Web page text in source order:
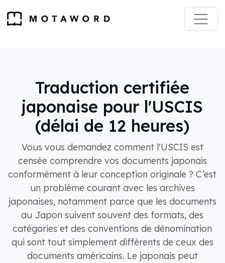
Traduction certifiée
japonaise pour l'USCIS
(délai de 12 heures)
Vous vous demandez comment l'USCIS est
censée comprendre vos documents japonais
conformément à leur conception originale ? C’est
un problème courant avec les archives
japonaises, notamment parce que les documents
au Japon suivent souvent des formats, des
catégories et des conventions de dénomination
qui sont tout simplement différents de ceux des
documents américains. Le japonais peut